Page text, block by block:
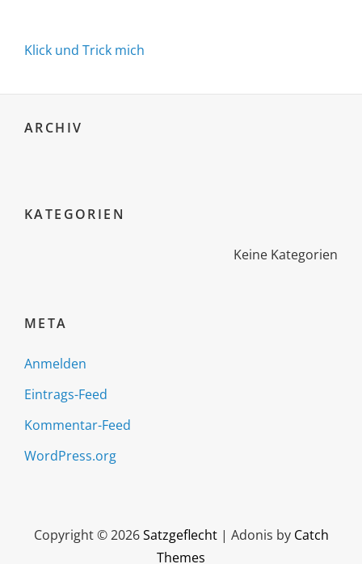
Klick und Trick mich
ARCHIV
KATEGORIEN
Keine Kategorien
META
Anmelden
Eintrags-Feed
Kommentar-Feed
WordPress.org
Copyright © 2026Satzgeflecht | Adonis by Catch
Themes